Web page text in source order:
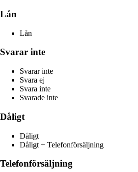
Lån
Lån
Svarar inte
Svarar inte
Svara ej
Svara inte
Svarade inte
Dåligt
Dåligt
Dåligt + Telefonförsäljning
Telefonförsäljning